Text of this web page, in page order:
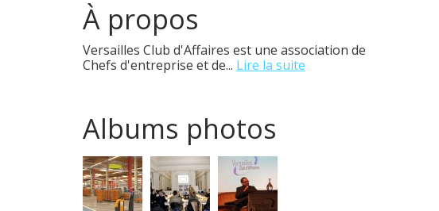
À propos
Versailles Club d'Affaires est une association de
Chefs d'entreprise et de... Lire la suite
Albums photos